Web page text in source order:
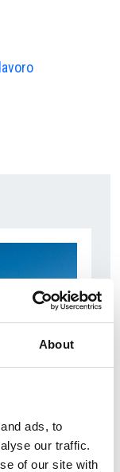
About
ads, to
our traffic.
of our site with
la